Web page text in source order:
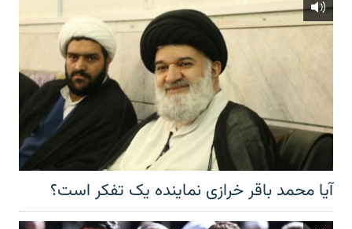
آیا محمد باقر خرازی نماینده یک تفکر است؟